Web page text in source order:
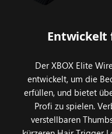
Entwickelt
Der XBOX Elite
entwickelt, um die
erfüllen, und bietet
Profi zu spielen.
verstellbaren